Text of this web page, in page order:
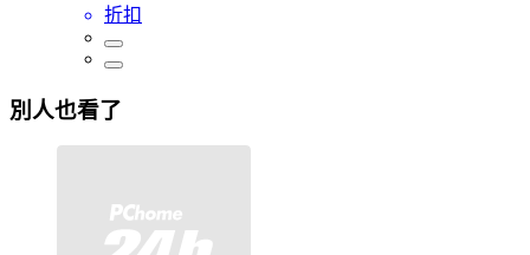
折扣
別人也看了